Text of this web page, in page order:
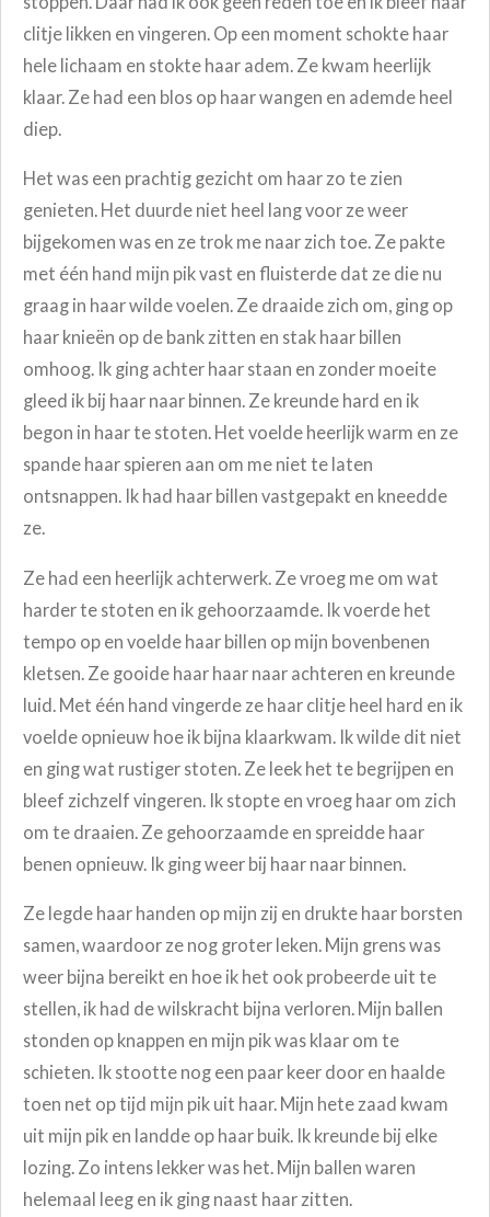
clitje likken en vingeren. Op een moment schokte haar
hele lichaam en stokte haar adem. Ze kwam heerlijk
klaar. Ze had een blos op haar wangen en ademde heel
diep.
Het was een prachtig gezicht om haar zo te zien
genieten. Het duurde niet heel lang voor ze weer
bijgekomen was en ze trok me naar zich toe. Ze pakte
met één hand mijn pik vast en fluisterde dat ze die nu
graag in haar wilde voelen. Ze draaide zich om, ging op
haar knieën op de bank zitten en stak haar billen
omhoog. Ik ging achter haar staan en zonder moeite
gleed ik bij haar naar binnen. Ze kreunde hard en ik
begon in haar te stoten. Het voelde heerlijk warm en ze
spande haar spieren aan om me niet te laten
ontsnappen. Ik had haar billen vastgepakt en kneedde
ze.
Ze had een heerlijk achterwerk. Ze vroeg me om wat
harder te stoten en ik gehoorzaamde. Ik voerde het
tempo op en voelde haar billen op mijn bovenbenen
kletsen. Ze gooide haar haar naar achteren en kreunde
luid. Met één hand vingerde ze haar clitje heel hard en ik
voelde opnieuw hoe ik bijna klaarkwam. Ik wilde dit niet
en ging wat rustiger stoten. Ze leek het te begrijpen en
bleef zichzelf vingeren. Ik stopte en vroeg haar om zich
om te draaien. Ze gehoorzaamde en spreidde haar
benen opnieuw. Ik ging weer bij haar naar binnen.
Ze legde haar handen op mijn zij en drukte haar borsten
samen, waardoor ze nog groter leken. Mijn grens was
weer bijna bereikt en hoe ik het ook probeerde uit te
stellen, ik had de wilskracht bijna verloren. Mijn ballen
stonden op knappen en mijn pik was klaar om te
schieten. Ik stootte nog een paar keer door en haalde
toen net op tijd mijn pik uit haar. Mijn hete zaad kwam
uit mijn pik en landde op haar buik. Ik kreunde bij elke
lozing. Zo intens lekker was het. Mijn ballen waren
helemaal leeg en ik ging naast haar zitten.